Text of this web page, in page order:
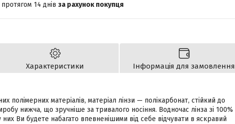
14 днів за рахунок покупця
Характеристики Інформація для замовлення
полімерних матеріалів, матеріал лінзи — полікарбонат, стійкий до
нижча, що зручніше за тривалого носіння. Водночас лінза зі 100%
них Ви будете набагато впевненішими від себе відчувати в яскравий